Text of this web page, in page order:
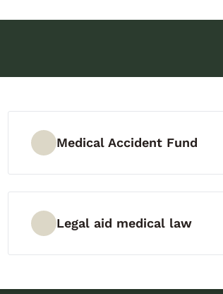
Medical Accident Fund
Legal aid medical law